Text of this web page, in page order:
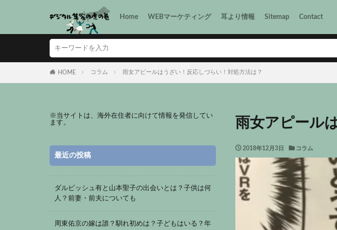
Home WEBマーケティング 耳より情報 Sitemap Contact
HOME コラム 雨女アピールはうざい！反応しづらい！対処方法は？
雨女アピール
2018年12月3日 コラム
※ 当サイトは、海外在住者に向けて情報を発信してい
ます。
最近の投稿
ダルビッシュ有と山本聖子の出会いとは？子供は何
人？前妻・前夫についても
周東佑京の嫁は誰？馴れ初めは？子どもはいる？年